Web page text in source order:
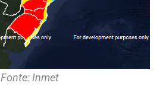
Fonte: Inmet